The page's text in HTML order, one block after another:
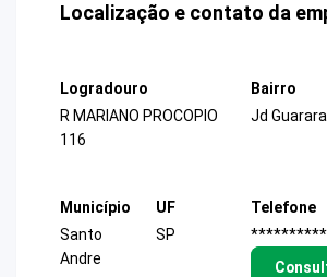
Localização e contato da
Logradouro
R MARIANO PROCOPIO
116
Bairro
Jd Guarara
Município
Santo
Andre
UF
SP
Telefone
**********